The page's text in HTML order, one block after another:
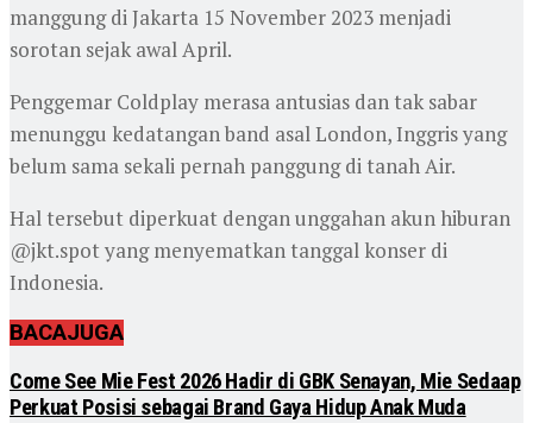
manggung di Jakarta 15 November 2023 menjadi
sorotan sejak awal April.
Penggemar Coldplay merasa antusias dan tak sabar
menunggu kedatangan band asal London, Inggris yang
belum sama sekali pernah panggung di tanah Air.
Hal tersebut diperkuat dengan unggahan akun hiburan
@jkt.spot yang menyematkan tanggal konser di
Indonesia.
BACAJUGA
Come See Mie Fest 2026 Hadir di GBK Senayan, Mie Sedaap
Perkuat Posisi sebagai Brand Gaya Hidup Anak Muda